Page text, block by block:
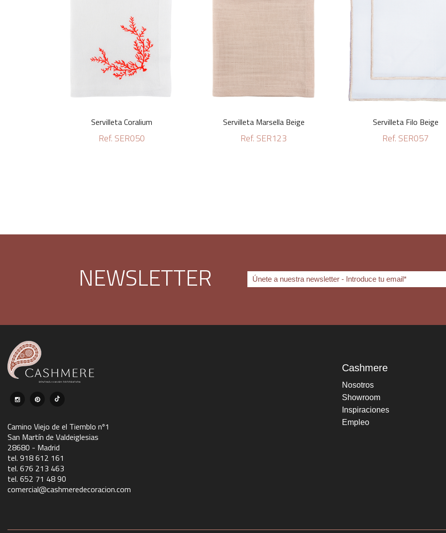
Servilleta Coralium
Ref. SER050
Servilleta Marsella Beige
Ref. SER123
Servilleta Filo Beige
Ref. SER057
NEWSLETTER
Camino Viejo de el Tiemblo nº1
San Martín de Valdeiglesias
28680 - Madrid
tel. 918 612 161
tel. 676 213 463
tel. 652 71 48 90
comercial@cashmeredecoracion.com
Cashmere
Nosotros
Showroom
Inspiraciones
Empleo